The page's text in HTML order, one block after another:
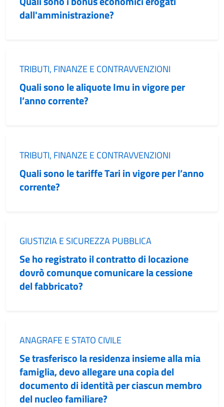
dall'amministrazione?
Categoria:
TRIBUTI, FINANZE E CONTRAVVENZIONI
Quali sono le aliquote Imu in vigore per
l’anno corrente?
Categoria:
TRIBUTI, FINANZE E CONTRAVVENZIONI
Quali sono le tariffe Tari in vigore per l’anno
corrente?
Categoria:
GIUSTIZIA E SICUREZZA PUBBLICA
Se ho registrato il contratto di locazione
dovrò comunque comunicare la cessione
del fabbricato?
Categoria:
ANAGRAFE E STATO CIVILE
Se trasferisco la residenza insieme alla mia
famiglia, devo allegare una copia del
documento di identità per ciascun membro
del nucleo familiare?